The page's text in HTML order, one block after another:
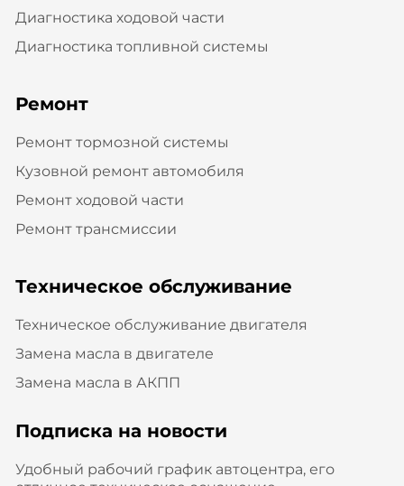
Диагностика ходовой части
Диагностика топливной системы
Ремонт
Ремонт тормозной системы
Кузовной ремонт автомобиля
Ремонт ходовой части
Ремонт трансмиссии
Техническое обслуживание
Техническое обслуживание двигателя
Замена масла в двигателе
Замена масла в АКПП
Подписка на новости
Удобный рабочий график автоцентра, его